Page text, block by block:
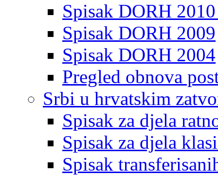
Spisak DORH
Spisak DORH 2009
Spisak DORH 2004
Pregled obnova
Srbi u hrvatskim
Spisak za djela
Spisak za djela
Spisak